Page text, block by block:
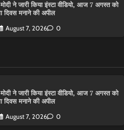
ने जारी किया इंस्टा वीडियो, आज 7 अगस्त को
दिवस मनाने की अपील
August 7, 2026 0
ने जारी किया इंस्टा वीडियो, आज 7 अगस्त को
दिवस मनाने की अपील
August 7, 2026 0